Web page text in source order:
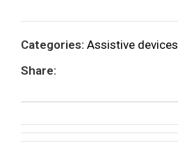
Categories: Assistive devices
Share: